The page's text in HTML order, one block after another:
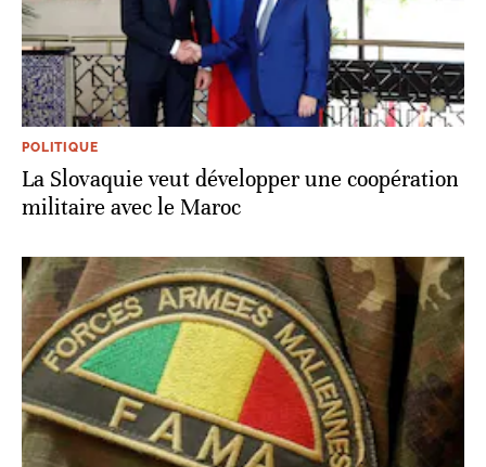
POLITIQUE
La Slovaquie veut développer une coopération
militaire avec le Maroc